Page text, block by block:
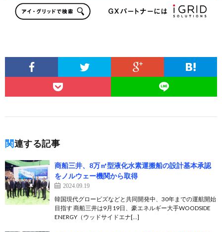
関連する記事
商船三井、8万㎥型液化水素運搬船の設計基本承認
をノルウェー機関から取得
2024.09.19
韓国現代グロービズなどと共同開発中、30年までの運航開始
目指す 商船三井は9月19日、豪エネルギー大手WOODSIDE
ENERGY（ウッドサイドエナ[…]